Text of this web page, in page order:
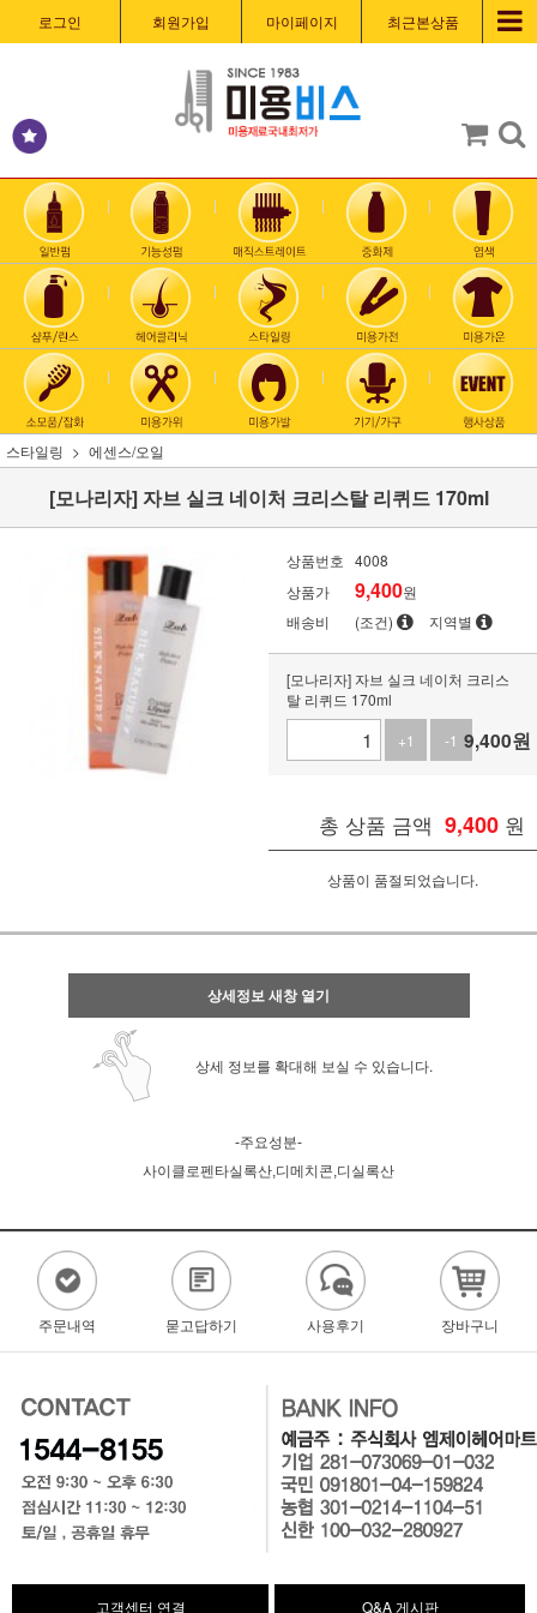
로그인 회원가입 마이페이지 최근본상품
스타일링 에센스/오일
[모나리자] 자브 실크 네이처 크리스탈 리퀴드 170ml
상품번호 4008
상품가
9,400원
배송비
(조건) 지역별
[모나리자] 자브 실크 네이처 크리스
탈 리퀴드 170ml
+1
-1 9,400원
총 상품 금액 9,400 원
상품이 품절되었습니다.
상세정보 새창 열기
상세 정보를 확대해 보실 수 있습니다.
-주요성분-
사이클로펜타실록산,디메치콘,디실록산
주문내역 묻고답하기 사용후기 장바구니
고객센터 연결 Q&A 게시판